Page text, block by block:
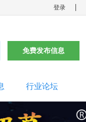
登录
免费发布信息
行业论坛